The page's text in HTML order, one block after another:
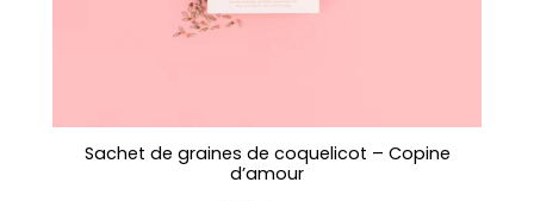
Sachet de graines de coquelicot – Copine
d’amour